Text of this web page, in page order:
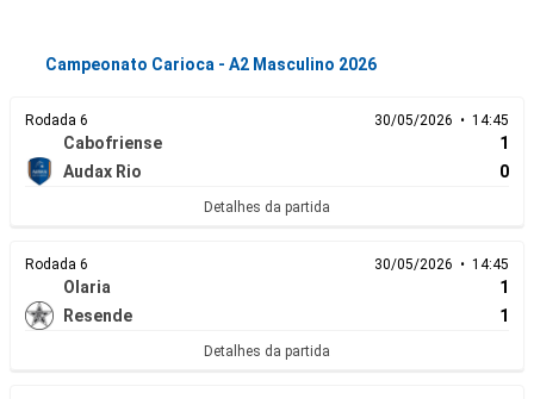
Campeonato Carioca - A2 Masculino 2026
Rodada 6 30/05/2026 • 14:45
Cabofriense
1
Audax Rio
0
Detalhes da partida
Rodada 6 30/05/2026 • 14:45
Olaria
1
Resende
1
Detalhes da partida